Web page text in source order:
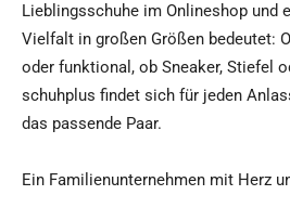
Lieblingsschuhe im Onlineshop und
Vielfalt in großen Größen bedeutet:
oder funktional, ob Sneaker, Stiefel
schuhplus findet sich für jeden
das passende Paar.
Ein Familienunternehmen mit Herz